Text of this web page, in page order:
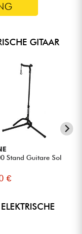
GITAAR
Stand Guitare Sol
€